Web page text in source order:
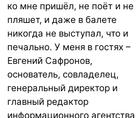
ко мне пришёл, не поёт и не
пляшет, и даже в балете
никогда не выступал, что и
печально. У меня в гостях –
Евгений Сафронов,
основатель, совладелец,
генеральный директор и
главный редактор
информационного агентства